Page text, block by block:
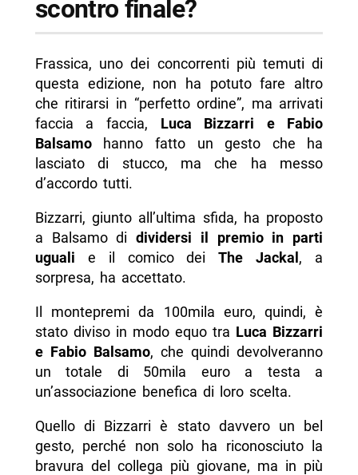
scontro finale?
Frassica, uno dei concorrenti più temuti di
questa edizione, non ha potuto fare altro
che ritirarsi in “perfetto ordine”, ma arrivati
faccia a faccia, Luca Bizzarri e Fabio
Balsamo hanno fatto un gesto che ha
lasciato di stucco, ma che ha messo
d’accordo tutti.
Bizzarri, giunto all’ultima sfida, ha proposto
a Balsamo didividersi il premio in parti
uguali e il comico deiThe Jackal, a
sorpresa, ha accettato.
Il montepremi da 100mila euro, quindi, è
stato diviso in modo equo tra Luca Bizzarri
e Fabio Balsamo, che quindi devolveranno
un totale di 50mila euro a testa a
un’associazione benefica di loro scelta.
Quello di Bizzarri è stato davvero un bel
gesto, perché non solo ha riconosciuto la
bravura del collega più giovane, ma in più